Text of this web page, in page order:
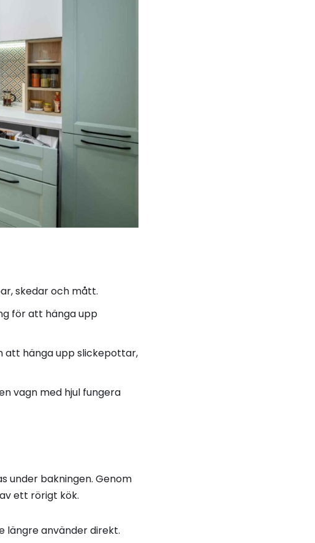
skedar och mått.
för att hänga upp
att hänga upp slickepottar,
vagn med hjul fungera
under bakningen. Genom
ett rörigt kök.
längre använder direkt.